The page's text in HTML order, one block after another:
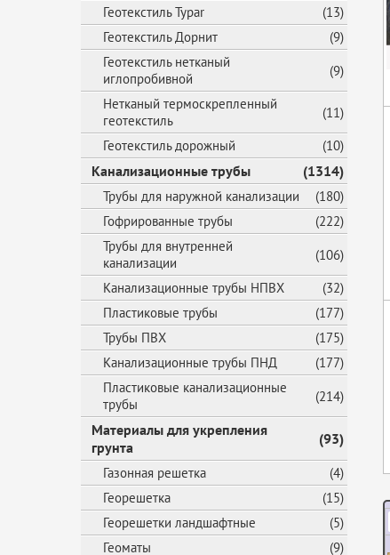
Геотекстиль Typar
(13)
Геотекстиль Дорнит
(9)
Геотекстиль нетканый
иглопробивной
(9)
Нетканый термоскрепленный
геотекстиль
(11)
Геотекстиль дорожный
(10)
Канализационные трубы (1314)
Трубы для наружной канализации
(180)
Гофрированные трубы
(222)
Трубы для внутренней
канализации
(106)
Канализационные трубы НПВХ
(32)
Пластиковые трубы
(177)
Трубы ПВХ
(175)
Канализационные трубы ПНД
(177)
Пластиковые канализационные
трубы
(214)
Материалы для укрепления
грунта
(93)
Газонная решетка
(4)
Георешетка
(15)
Георешетки ландшафтные
(5)
Геоматы
(9)